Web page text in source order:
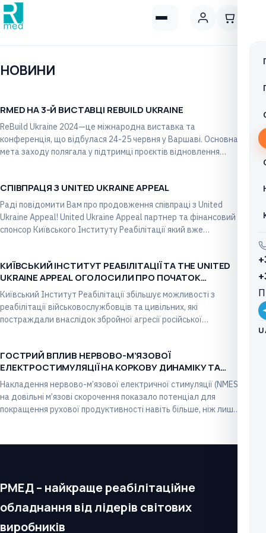
НОВИНИ
НОВИНКИ
RMED НА 3-Й ВИСТАВЦІ REBUILD UKRAINE
ReBuild Ukraine 2024—це міжнародна виставка та
конференція, що відбулася 24-25 червня у Варшаві. Основна
мета заходу полягала у підтримці проєктів відновлення
НОВИНКИ
СПІВПРАЦЯ З UNITED UKRAINE APPEAL
Раді повідомити Вам про продовження співпраці з United
Ukraine Appeal! United Ukraine Appeal партнер та фінансовий
спонсор Київського Інституту Реабілітації який вже…
НОВИНКИ
КИЇВСЬКИЙ ІНСТИТУТ РЕАБІЛІТАЦІЇ ТА THE UNITED
UKRAINE APPEAL ОГОЛОСИЛИ ПРО ПОЧАТОК
ПАРТНЕРСТВА
Київський Інститут Реабілітації збільшує можливості з
реабілітації військовослужбовців та цивільних, які
постраждали внаслідок збройної агресії російської
НОВИНИ
ГОСТРИЙ ВПЛИВ НЕРВОВО-М’ЯЗОВОЇ
ЕЛЕКТРОСТИМУЛЯЦІЇ НА КОРКОВУ ДИНАМІКУ ТА
РЕФЛЕКТОРНУ АКТИВАЦІЮ.
Накладення нервово-м’язової електричної стимуляції (NMES)
на довільні м’язові скорочення показало потенціал для
покращення рухової продуктивності навіть більше, ніж лише
РМЕД – найкраще реабілітаційне
обладнання від лідерів світових
виробників